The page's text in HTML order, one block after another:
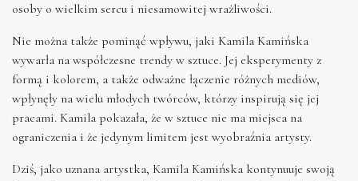
osoby o wielkim sercu i niesamowitej wrażliwości.
Nie można także pominąć wpływu, jaki Kamila Kamińska
wywarła na współczesne trendy w sztuce. Jej eksperymenty z
formą i kolorem, a także odważne łączenie różnych mediów,
wpłynęły na wielu młodych twórców, którzy inspirują się jej
pracami. Kamila pokazała, że w sztuce nie ma miejsca na
ograniczenia i że jedynym limitem jest wyobraźnia artysty.
Dziś, jako uznana artystka, Kamila Kamińska kontynuuje swoją